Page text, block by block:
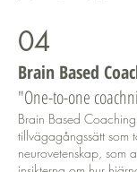
04
Brain Based
"One-to-one
Brain Based
tillvägagångssätt som
neurovetenskap, som